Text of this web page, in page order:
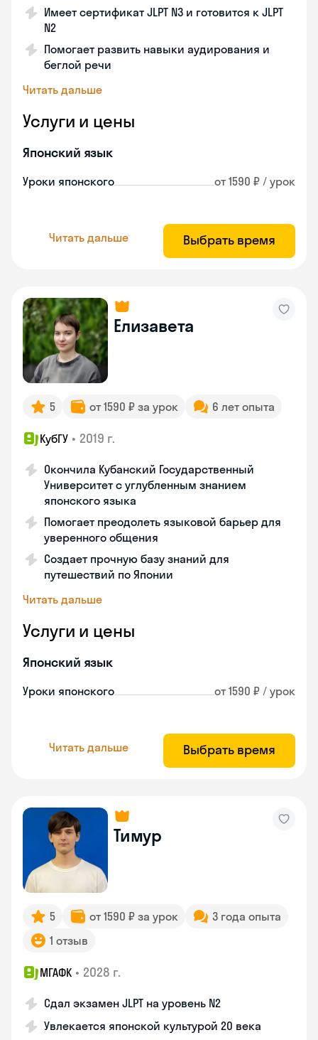
Имеет сертификат JLPT N3 и готовится к JLPT
N2
Помогает развить навыки аудирования и
беглой речи
Читать дальше
Услуги и цены
Японский язык
Уроки японского от 1590 ₽ / урок
Читать дальше Выбрать время
Елизавета
5 от 1590 ₽ за урок 6 лет опыта
КубГУ • 2019 г.
Окончила Кубанский Государственный
Университет с углубленным знанием
японского языка
Помогает преодолеть языковой барьер для
уверенного общения
Создает прочную базу знаний для
путешествий по Японии
Читать дальше
Услуги и цены
Японский язык
Уроки японского от 1590 ₽ / урок
Читать дальше Выбрать время
Тимур
5 от 1590 ₽ за урок
3 года опыта
1 отзыв
МГАФК • 2028 г.
Сдал экзамен JLPT на уровень N2
Увлекается японской культурой 20 века